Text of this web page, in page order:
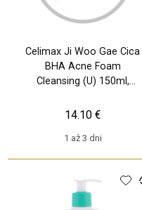
Celimax Ji Woo Gae Cica
BHA Acne Foam
Cleansing (U) 150ml,
1 až 3 dni
14.10 €